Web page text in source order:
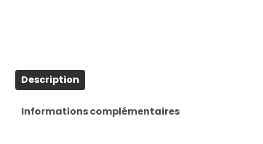
Description
Informations complémentaires